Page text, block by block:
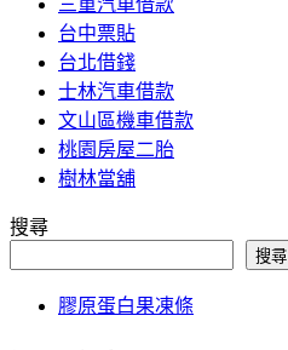
三重汽車借款
台中票貼
台北借錢
士林汽車借款
文山區機車借款
桃園房屋二胎
樹林當舖
搜尋
搜尋
膠原蛋白果凍條